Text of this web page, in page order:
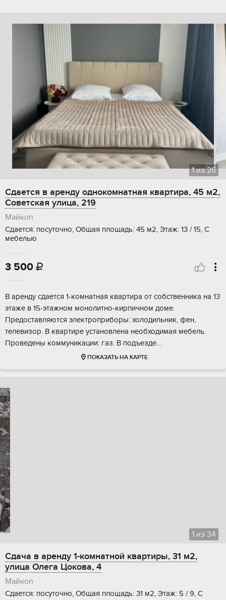
1из26
Сдается в аренду однокомнатная квартира, 45 м2,
Советская улица, 219
Майкоп
Сдается: посуточно, Общая площадь: 45 м2, Этаж: 13 / 15, С
мебелью
3 500 
В аренду сдается 1-комнатная квартира от собственника на 13
этаже в 15-этажном монолитно-кирпичном доме.
Предоставляются электроприборы: холодильник, фен,
телевизор. В квартире установлена необходимая мебель.
Проведены коммуникации: газ. В подъезде...
ПОКАЗАТЬ НА КАРТЕ
1 из 34
Сдача в аренду 1-комнатной квартиры, 31 м2,
улица Олега Цокова, 4
Майкоп
Сдается: посуточно, Общая площадь: 31 м2, Этаж: 5 / 9, С